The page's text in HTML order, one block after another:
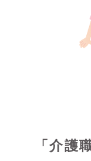
「介護